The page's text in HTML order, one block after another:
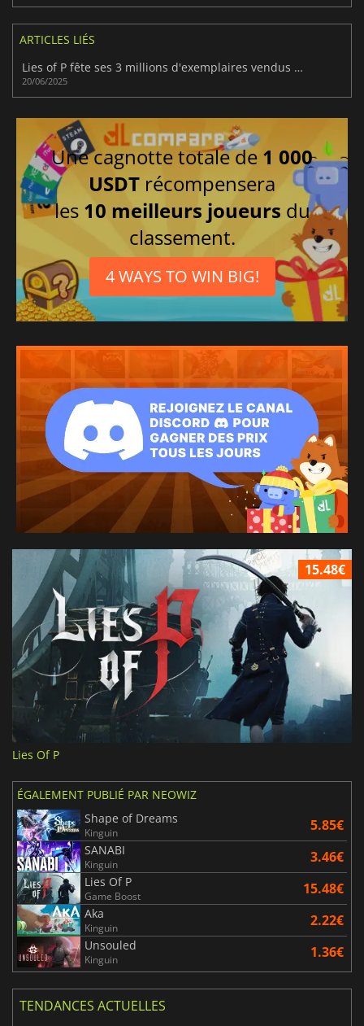
ARTICLES LIÉS
Lies of P fête ses 3 millions d'exemplaires vendus suite à la sortie du DLC Overture
20/06/2025
Une cagnotte totale de 1 000
USDT récompensera
les 10 meilleurs joueurs du
classement.
4 WAYS TO WIN BIG!
15.48€
Lies Of P
ÉGALEMENT PUBLIÉ PAR NEOWIZ
Shape of Dreams
Kinguin 5.85€
SANABI
Kinguin 3.46€
Lies Of P
Game Boost 15.48€
Aka
Kinguin 2.22€
Unsouled
Kinguin 1.36€
TENDANCES ACTUELLES